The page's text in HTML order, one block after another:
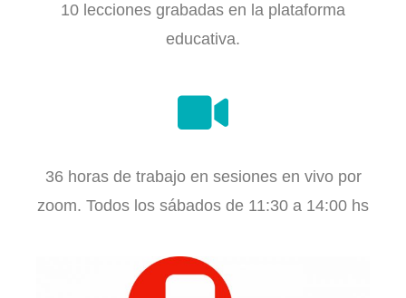
10 lecciones grabadas en la plataforma
educativa.
36 horas de trabajo en sesiones en vivo por
zoom. Todos los sábados de 11:30 a 14:00 hs